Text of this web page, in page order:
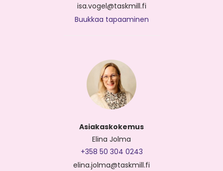
isa.vogel@taskmill.fi
Buukkaa tapaaminen
Asiakaskokemus
Elina Jolma
+358 50 304 0243
elina.jolma@taskmill.fi